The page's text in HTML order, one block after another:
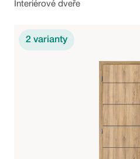
Interiérové dveře
2 varianty